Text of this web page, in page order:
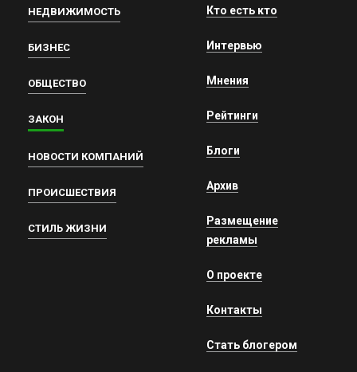
НЕДВИЖИМОСТЬ
БИЗНЕС
ОБЩЕСТВО
ЗАКОН
НОВОСТИ КОМПАНИЙ
ПРОИСШЕСТВИЯ
СТИЛЬ ЖИЗНИ
Кто есть кто
Интервью
Мнения
Рейтинги
Блоги
Архив
Размещение
рекламы
О проекте
Контакты
Стать блогером